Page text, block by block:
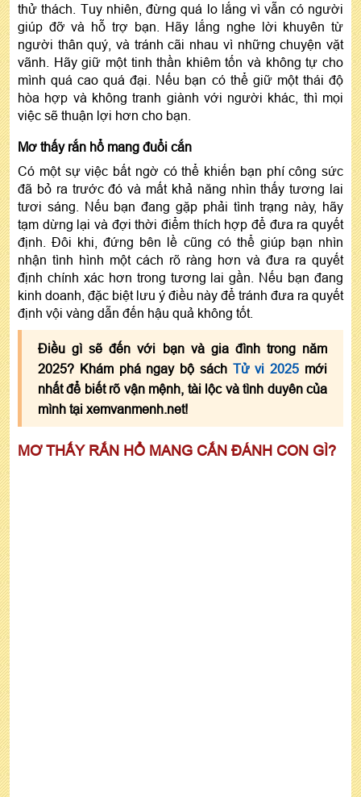
thử thách. Tuy nhiên, đừng quá lo lắng vì vẫn có người
giúp đỡ và hỗ trợ bạn. Hãy lắng nghe lời khuyên từ
người thân quý, và tránh cãi nhau vì những chuyện vặt
vãnh. Hãy giữ một tinh thần khiêm tốn và không tự cho
mình quá cao quá đại. Nếu bạn có thể giữ một thái độ
hòa hợp và không tranh giành với người khác, thì mọi
việc sẽ thuận lợi hơn cho bạn.
Mơ thấy rắn hổ mang đuổi cắn
Có một sự việc bất ngờ có thể khiến bạn phí công sức
đã bỏ ra trước đó và mất khả năng nhìn thấy tương lai
tươi sáng. Nếu bạn đang gặp phải tình trạng này, hãy
tạm dừng lại và đợi thời điểm thích hợp để đưa ra quyết
định. Đôi khi, đứng bên lề cũng có thể giúp bạn nhìn
nhận tình hình một cách rõ ràng hơn và đưa ra quyết
định chính xác hơn trong tương lai gần. Nếu bạn đang
kinh doanh, đặc biệt lưu ý điều này để tránh đưa ra quyết
định vội vàng dẫn đến hậu quả không tốt.
Điều gì sẽ đến với bạn và gia đình trong năm
2025? Khám phá ngay bộ sách Tử vi 2025 mới
nhất để biết rõ vận mệnh, tài lộc và tình duyên của
mình tại xemvanmenh.net!
MƠ THẤY RẮN HỔ MANG CẮN ĐÁNH CON GÌ?